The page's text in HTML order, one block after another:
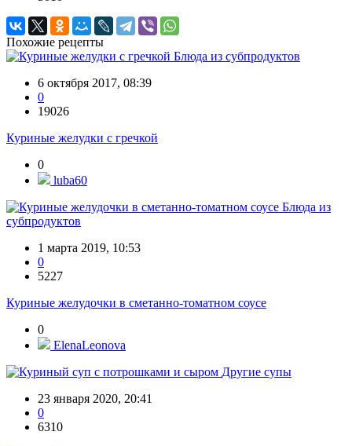
Похожие рецепты
Блюда из субпродуктов
6 октября 2017, 08:39
0
19026
Куриные желудки с гречкой
0
luba60
Блюда из
субпродуктов
1 марта 2019, 10:53
0
5227
Куриные желудочки в сметанно-томатном соусе
0
ElenaLeonova
Другие супы
23 января 2020, 20:41
0
6310